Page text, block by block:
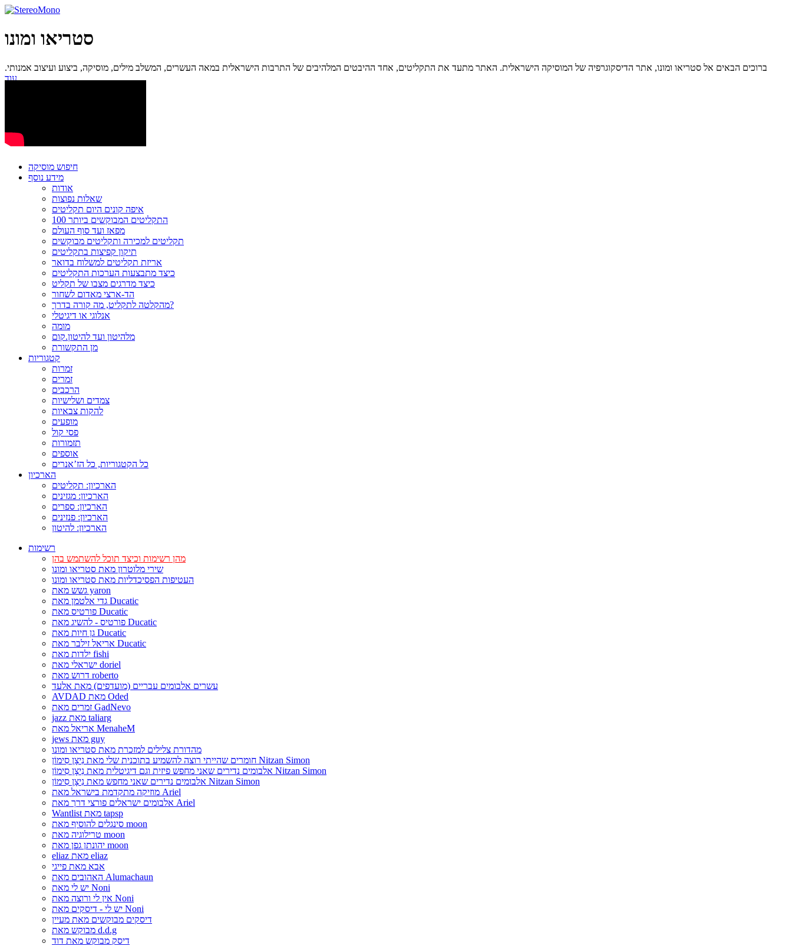
סטריאו ומונו
ברוכים הבאים אל סטריאו ומונו, אתר הדיסקוגרפיה של המוסיקה הישראלית. האתר מתעד את התקליטים, אחד ההיבטים המלהיבים של התרבות הישראלית במאה העשרים, המשלב מילים, מוסיקה, ביצוע ועיצוב אמנותי.
עוד...
חיפוש מוסיקה
מידע נוסף
אודות
שאלות נפוצות
איפה קונים היום תקליטים
100 התקליטים המבוקשים ביותר
מפאז ועד סוף העולם
תקליטים למכירה ותקליטים מבוקשים
תיקון קפיצות בתקליטים
אריזת תקליטים למשלוח בדואר
כיצד מתבצעות הערכות התקליטים
כיצד מדרגים מצבו של תקליט
הד-ארצי מאדום לשחור
מהקלטה לתקליט, מה קורה בדרך?
אנלוגי או דיגיטלי
מומה
מלהיטון ועד להיטון.קום
מן התקשורת
קטגוריות
זמרות
זמרים
הרכבים
צמדים ושלישיות
להקות צבאיות
מופעים
פסי קול
תזמורות
אוספים
כל הקטגוריות, כל הז’אנרים
הארכיון
הארכיון: תקליטים
הארכיון: מגזינים
הארכיון: ספרים
הארכיון: פנזינים
הארכיון: להיטון
רשימות
מהן רשימות וכיצד תוכל להשתמש בהן
שירי מלוטרון מאת סטריאו ומונו
העטיפות הפסיכדליות מאת סטריאו ומונו
גשש מאת yaron
גדי אלטמן מאת Ducatic
פורטיס מאת Ducatic
פורטיס - להשיג מאת Ducatic
גן חיות מאת Ducatic
אריאל זילבר מאת Ducatic
ילדות מאת fishi
ישראלי מאת doriel
דרוש מאת roberto
עשרים אלבומים עבריים (מועדפים) מאת אלעד
AVDAD מאת Oded
זמרים מאת GadNevo
jazz מאת taliarg
אריאל מאת MenaheM
jews מאת guy
מהדורת צלילים למזכרת מאת סטריאו ומונו
חומרים שהייתי רוצה להשמיע בתוכנית שלי מאת נִיצָן סִימוֹן Nitzan Simon
אלבומים נדירים שאני מחפש פיזית וגם דיגיטלית מאת נִיצָן סִימוֹן Nitzan Simon
אלבומים נדירים שאני מחפש מאת נִיצָן סִימוֹן Nitzan Simon
מוזיקה מתקדמת בישראל מאת Ariel
אלבומים ישראלים פורצי דרך מאת Ariel
Wantlist מאת tapsp
סינגלים להוסיף מאת moon
טרילוגיה מאת moon
יהונתן גפן מאת moon
eliaz מאת eliaz
אבא מאת פייגי
האהובים מאת Alumachaun
יש לי מאת Noni
אין לי ורוצה מאת Noni
יש לי - דיסקים מאת Noni
דיסקים מבוקשים מאת מעיין
מבוקש מאת d.d.g
דיסק מבוקש מאת דוד